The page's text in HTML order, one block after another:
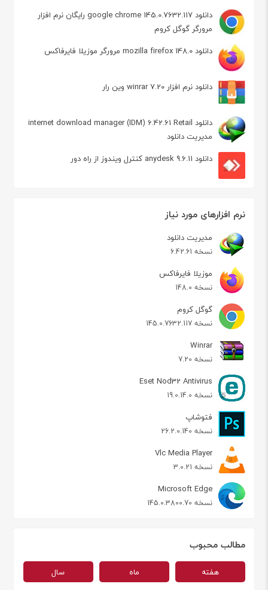
دانلود google chrome 145.0.7632.117 رایگان نرم افزار
مرورگر گوگل کروم
دانلود mozilla firefox 148.0 مرورگر موزیلا فایرفاکس
دانلود نرم افزار winrar 7.20 وین رار
دانلود internet download manager (IDM) 6.42.61 Retail
مدیریت دانلود
دانلود anydesk 9.6.11 کنترل ویندوز از راه دور
نرم افزارهای مورد نیاز
مدیریت دانلود
نسخه 6.42.61
موزیلا فایرفاکس
نسخه 148.0
گوگل کروم
نسخه 145.0.7632.117
Winrar
نسخه 7.20
Eset Nod32 Antivirus
نسخه 19.0.14.0
فتوشاپ
نسخه 26.2.0.140
Vlc Media Player
نسخه 3.0.21
Microsoft Edge
نسخه 145.0.3800.70
مطالب محبوب
هفته ماه سال